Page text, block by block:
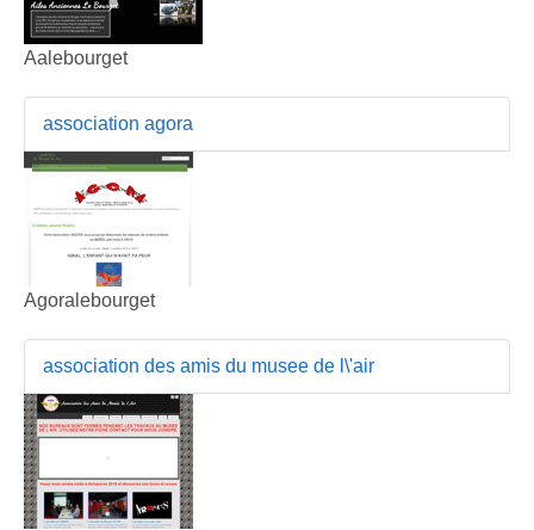
Aalebourget
association agora
Agoralebourget
association des amis du musee de l\'air